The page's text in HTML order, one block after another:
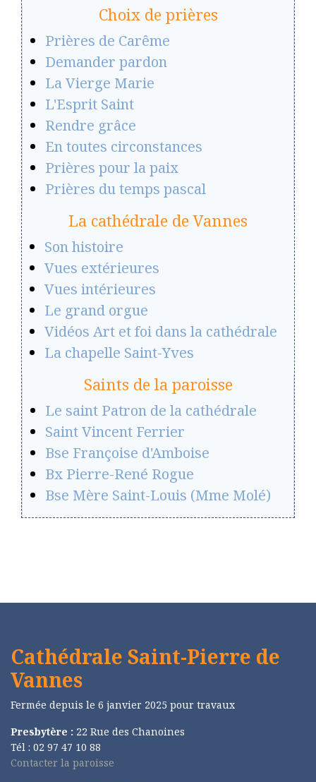
Choix de prières
Prières de Carême
Demander pardon
La Vierge Marie
L'Esprit Saint
Rendre grâce
En toutes circonstances
Prières pour la paix
Prières du temps pascal
La cathédrale de Vannes
Son histoire
Vues extérieures
Vues intérieures
Le grand orgue
Vidéos Art et foi dans la cathédrale
La chapelle Saint-Yves
Saints de la paroisse
Le saint Patron de la cathédrale
Saint Vincent Ferrier
Bse Françoise d'Amboise
Bx Pierre-René Rogue
Bse Mère Saint-Louis (Mme Molé)
Cathédrale Saint-Pierre de
Vannes
Fermée depuis le 6 janvier 2025 pour travaux
Presbytère : 22 Rue des Chanoines
Tél : 02 97 47 10 88
Contacter la paroisse